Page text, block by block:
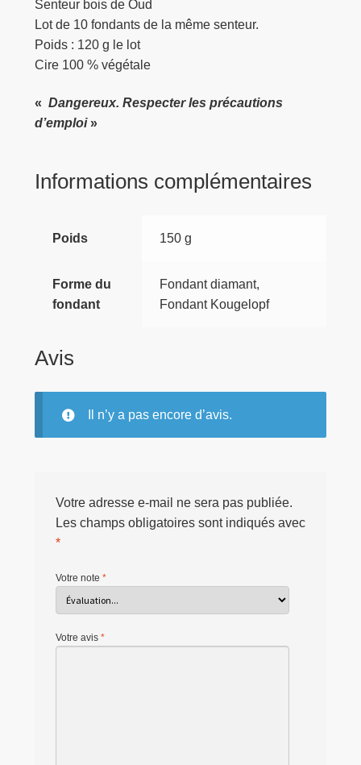
Senteur bois de Oud
Lot de 10 fondants de la même senteur.
Poids : 120 g le lot
Cire 100 % végétale
« Dangereux. Respecter les précautions
d’emploi»
Informations complémentaires
Poids 150 g
Forme du
fondant
Fondant diamant,
Fondant Kougelopf
Avis
Il n’y a pas encore d’avis.
Votre adresse e-mail ne sera pas publiée.
Les champs obligatoires sont indiqués avec
*
Votre note *
Votre avis *